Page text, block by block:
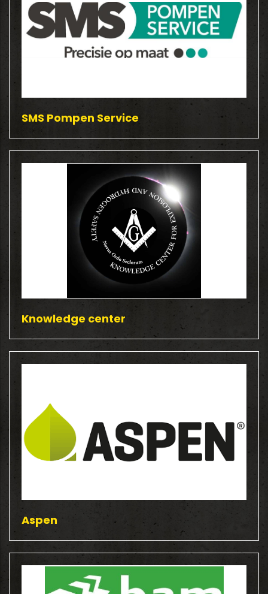
SMS Pompen Service
Knowledge center
Aspen